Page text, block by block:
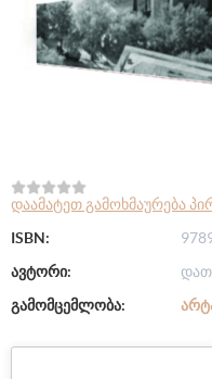
დაამატეთ გამოხმაურება
ISBN:
ავტორი:
გამომცემლობა: